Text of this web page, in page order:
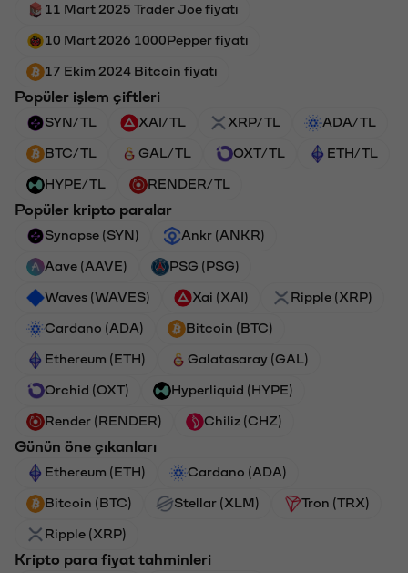
11 Mart 2025 Trader Joe fiyatı
10 Mart 2026 1000Pepper fiyatı
17 Ekim 2024 Bitcoin fiyatı
Popüler işlem çiftleri
SYN/TL XAI/TL XRP/TL ADA/TL
BTC/TL GAL/TL OXT/TL ETH/TL
HYPE/TL RENDER/TL
Popüler kripto paralar
Synapse (SYN) Ankr (ANKR)
Aave (AAVE) PSG (PSG)
Waves (WAVES) Xai (XAI) Ripple (XRP)
Cardano (ADA) Bitcoin (BTC)
Ethereum (ETH) Galatasaray (GAL)
Orchid (OXT) Hyperliquid (HYPE)
Render (RENDER) Chiliz (CHZ)
Günün öne çıkanları
Ethereum (ETH) Cardano (ADA)
Bitcoin (BTC) Stellar (XLM) Tron (TRX)
Ripple (XRP)
Kripto para fiyat tahminleri